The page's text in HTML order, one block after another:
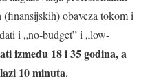
obaveza tokom i
i „no-budget” i „low-
između 18 i 35 godina, a
10 minuta.